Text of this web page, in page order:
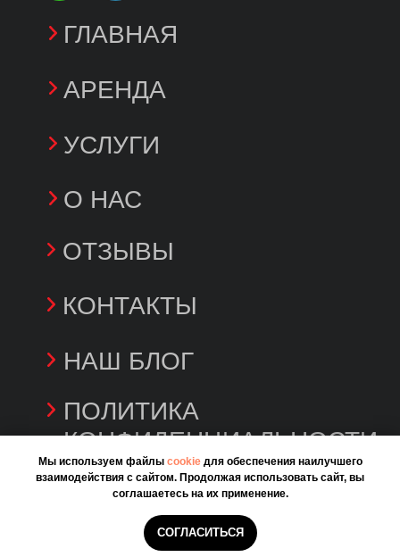
Мы используем файлы cookieдля обеспечения наилучшего
взаимодействия с сайтом. Продолжая использовать сайт, вы
соглашаетесь на их применение.
СОГЛАСИТЬСЯ